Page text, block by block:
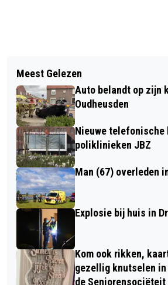
MAN OVERLEDEN NADAT
PROBLEMEN KWAM
ZWEMMEN
SELECTIE V.V.
TOPSEIZOEN OP
Meest Gelezen
Auto belandt op zijn
Oudheusden
Nieuwe telefonische
poliklinieken JBZ
Man (67) overleden
Explosie bij huis in
Kom ook rikken,
gezellig knutselen in
de Seniorensociëteit